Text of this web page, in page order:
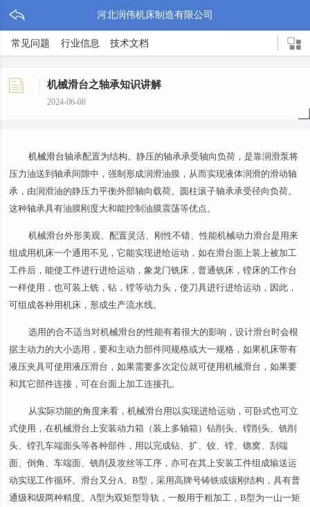
河北润伟机床制造有限公司
常见问题 行业信息 技术文档
机械滑台之轴承知识讲解
2024-06-08
机械滑台轴承配置为结构。静压的轴承承受轴向负荷，是靠润滑泵将
压力油送到轴承间隙中，强制形成润滑油膜，从而实现液体润滑的滑动轴
承，由润滑油的静压力平衡外部轴向载荷。圆柱滚子轴承承受径向负荷。
这种轴承具有油膜刚度大和能控制油膜震荡等优点。
机械滑台外形美观、配置灵活、刚性不错、性能机械动力滑台是用来
组成用机床一个通用不见，它能实现进给运动，如在滑台面上装上被加工
工件后，能使工件进行进给运动，象龙门铣床，普通铣床，镗床的工作台
一样使用，也可装上铣，钻，镗等动力头，使刀具进行进给运动，因此，
可组成各种用机床，形成生产流水线。
选用的合不适当对机械滑台的性能有着很大的影响，设计滑台时会根
据主动力的大小选用，要和主动力部件同规格或大一规格，如果机床带有
液压夹具可使用液压滑台，如果需要多次定位就可使用机械滑台，如果要
和其它部件连接，可在台面上加工连接孔。
从实际功能的角度来看，机械滑台用以实现进给运动，可卧式也可立
式使用，在机械滑台上安装动力箱（装上多轴箱）钻削头、镗削头、铣削
头、镗孔车端面头等各种部件，用以完成钻、扩、铰、镗、锪窝、刮端
面、倒角、车端面、铣削及攻丝等工序，亦可在其上安装工件组成输送运
动实现工作循环。滑台又分A、B型，采用高牌号铸铁或镶刚结构，具有普
通级和级两种精度。A型为双矩型导轨，一般用于粗加工，B型为一山一矩